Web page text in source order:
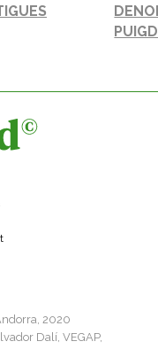
2020
Dalí, VEGAP,